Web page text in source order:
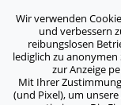
ASB
Home / Archiv /
Wir verwenden
und verbessern
reibungslosen
lediglich zu
zur Anzeige
Mit Ihrer
(und Pixel), um